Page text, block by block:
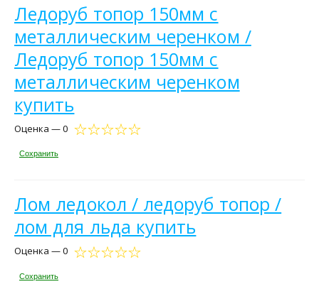
Ледоруб топор 150мм с
металлическим черенком /
Ледоруб топор 150мм с
металлическим черенком
купить
Оценка — 0
Сохранить
Лом ледокол / ледоруб топор /
лом для льда купить
Оценка — 0
Сохранить